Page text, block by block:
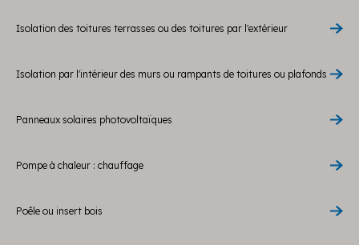
Isolation des toitures terrasses ou des toitures par l'extérieur
Isolation par l'intérieur des murs ou rampants de toitures ou plafonds
Panneaux solaires photovoltaïques
Pompe à chaleur : chauffage
Poêle ou insert bois